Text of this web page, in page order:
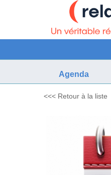
Agenda
<<< Retour à la liste